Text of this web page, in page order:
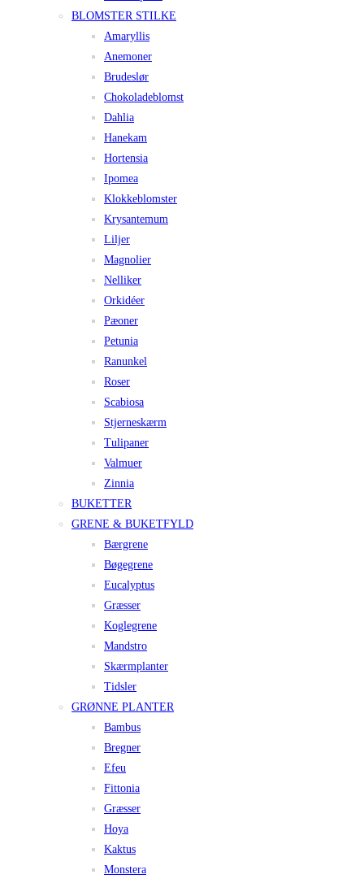
BLOMSTER STILKE
Amaryllis
Anemoner
Brudeslør
Chokoladeblomst
Dahlia
Hanekam
Hortensia
Ipomea
Klokkeblomster
Krysantemum
Liljer
Magnolier
Nelliker
Orkidéer
Pæoner
Petunia
Ranunkel
Roser
Scabiosa
Stjerneskærm
Tulipaner
Valmuer
Zinnia
BUKETTER
GRENE & BUKETFYLD
Bærgrene
Bøgegrene
Eucalyptus
Græsser
Koglegrene
Mandstro
Skærmplanter
Tidsler
GRØNNE PLANTER
Bambus
Bregner
Efeu
Fittonia
Græsser
Hoya
Kaktus
Monstera